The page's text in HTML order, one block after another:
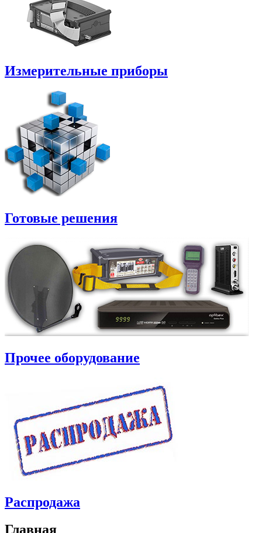
Измерительные приборы
Готовые решения
Прочее оборудование
Распродажа
Главная